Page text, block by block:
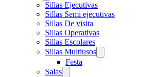
Sillas Ejecutivas
Sillas Semi ejecutivas
Sillas De visita
Sillas Operativas
Sillas Escolares
Sillas Multiusos
Festa
Salas